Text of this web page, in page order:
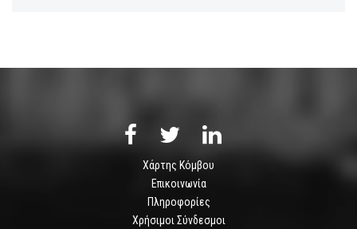
Χάρτης Κόμβου
Επικοινωνία
Πληροφορίες
Χρήσιμοι Σύνδεσμοι